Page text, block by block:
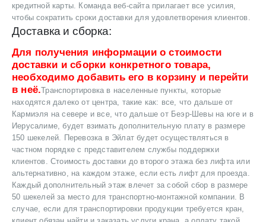
кредитной карты. Команда веб-сайта прилагает все усилия,
чтобы сократить сроки доставки для удовлетворения клиентов.
Доставка и сборка:
Для получения информации о стоимости
доставки и сборки конкретного товара,
необходимо добавить его в корзину и перейти
в неё.Транспортировка в населенные пункты, которые
находятся далеко от центра, такие как: все, что дальше от
Кармиэля на севере и все, что дальше от Беэр-Шевы на юге и в
Иерусалиме, будет взимать дополнительную плату в размере
150 шекелей. Перевозка в Эйлат будет осуществляться в
частном порядке с представителем службы поддержки
клиентов. Стоимость доставки до второго этажа без лифта или
альтернативно, на каждом этаже, если есть лифт для проезда.
Каждый дополнительный этаж влечет за собой сбор в размере
50 шекелей за место для транспортно-монтажной компании. В
случае, если для транспортировки продукции требуется кран,